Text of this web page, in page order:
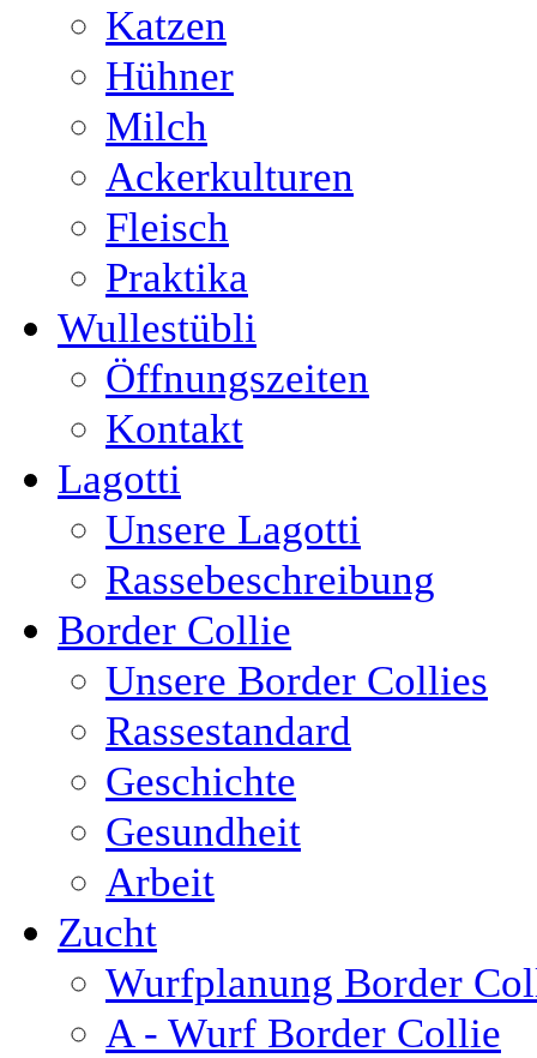
Katzen
Hühner
Milch
Ackerkulturen
Fleisch
Praktika
Wullestübli
Öffnungszeiten
Kontakt
Lagotti
Unsere Lagotti
Rassebeschreibung
Border Collie
Unsere Border Collies
Rassestandard
Geschichte
Gesundheit
Arbeit
Zucht
Wurfplanung Border
A - Wurf Border Collie